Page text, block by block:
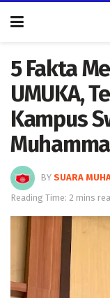
5 Fakta
UMUKA,
Kampus
BY SUARA
Reading Time: 2 mins